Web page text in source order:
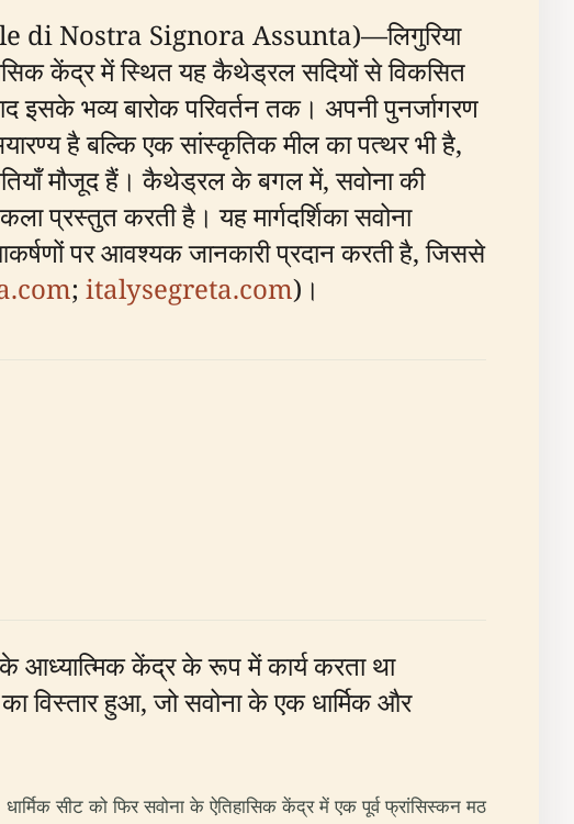
di Nostra Signora Assunta)—लिगुरिया
केंद्र में स्थित यह कैथेड्रल सदियों से विकसित
इसके भव्य बारोक परिवर्तन तक। अपनी पुनर्जागरण
है बल्कि एक सांस्कृतिक मील का पत्थर भी है,
मौजूद हैं। कैथेड्रल के बगल में, सवोना की
प्रस्तुत करती है। यह मार्गदर्शिका सवोना
पर आवश्यक जानकारी प्रदान करती है, जिससे
; italysegreta.com)।
आध्यात्मिक केंद्र के रूप में कार्य करता था
विस्तार हुआ, जो सवोना के एक धार्मिक और
सीट को फिर सवोना के ऐतिहासिक केंद्र में एक पूर्व फ्रांसिस्कन मठ